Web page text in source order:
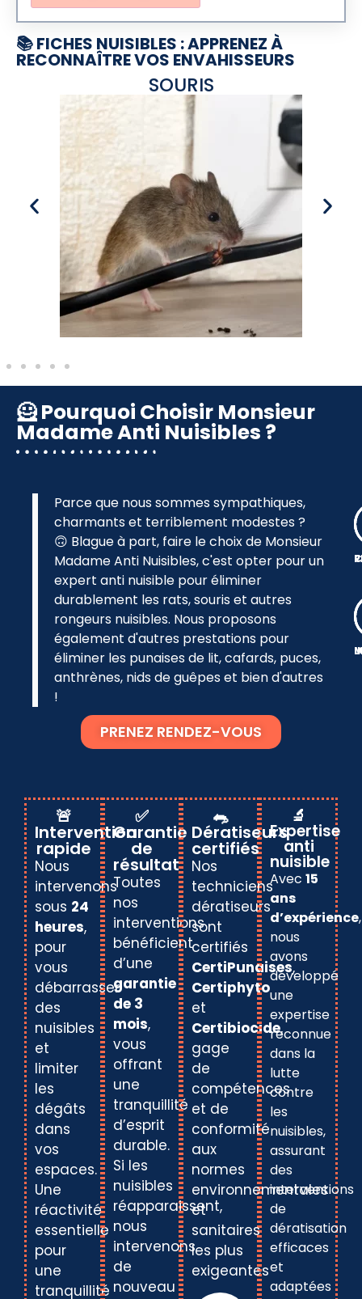
📚 FICHES NUISIBLES : APPRENEZ À
RECONNAÎTRE VOS ENVAHISSEURS
SOURIS
🦸 Pourquoi Choisir Monsieur
Madame Anti Nuisibles ?
Parce que nous sommes sympathiques,
charmants et terriblement modestes ?
🙃 Blague à part, faire le choix de Monsieur
Madame Anti Nuisibles, c'est opter pour un
expert anti nuisible pour éliminer
durablement les rats, souris et autres
rongeurs nuisibles. Nous proposons
également d'autres prestations pour
éliminer les punaises de lit, cafards, puces,
anthrènes, nids de guêpes et bien d'autres
!
PRENEZ RENDEZ-VOUS
🚨
Intervention
rapide
Nous
intervenons
sous 24
heures,
pour
vous
débarrasser
des
nuisibles
et
limiter
les
dégâts
dans
vos
espaces.
Une
réactivité
essentielle
pour
une
tranquillité
✅
Garantie
de
résultat
Toutes
nos
interventions
bénéficient
d’une
garantie
de 3
mois,
vous
offrant
une
tranquillité
d’esprit
durable.
Si les
nuisibles
réapparaissent,
nous
intervenons
de
nouveau
🐀
Dératiseurs
certifiés
Nos
techniciens
dératiseurs
sont
certifiés
CertiPunaises,
Certiphyto
et
Certibiocide,
gage
de
compétences
et de
conformité
aux
normes
environnementales
et
sanitaires
les plus
exigeantes
🔬
Expertise
anti
nuisible
Avec 15
ans
d’expérience,
nous
avons
développé
une
expertise
reconnue
dans la
lutte
contre
les
nuisibles,
assurant
des
interventions
de
dératisation
efficaces
et
adaptées